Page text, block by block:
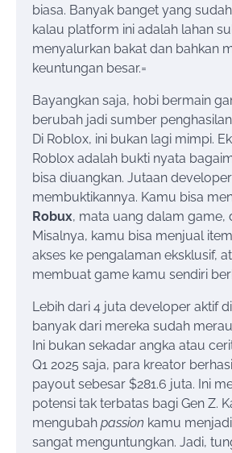
biasa. Banyak banget yang
kalau platform ini adalah lahan
menyalurkan bakat dan bahkan
keuntungan besar.=
Bayangkan saja, hobi bermain
berubah jadi sumber
Di Roblox, ini bukan lagi mimpi.
Roblox adalah bukti nyata
bisa diuangkan. Jutaan
membuktikannya. Kamu bisa
Robux, mata uang dalam game,
Misalnya, kamu bisa menjual
akses ke pengalaman eksklusif,
membuat game kamu sendiri
Lebih dari 4 juta developer aktif
banyak dari mereka sudah
Ini bukan sekadar angka atau
Q1 2025 saja, para kreator
payout sebesar $281.6 juta. Ini
potensi tak terbatas bagi Gen Z.
mengubah passion kamu
sangat menguntungkan. Jadi,